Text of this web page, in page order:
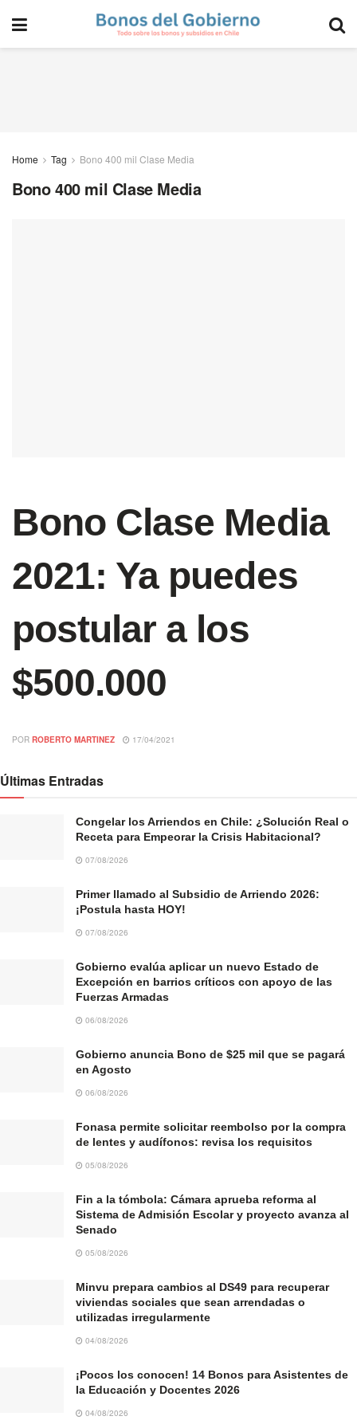
Home Tag Bono 400 mil Clase Media
Bono 400 mil Clase Media
Bono Clase Media
2021: Ya puedes
postular a los
$500.000
POR ROBERTO MARTINEZ 17/04/2021
Últimas Entradas
Congelar los Arriendos en Chile: ¿Solución Real o
Receta para Empeorar la Crisis Habitacional?
07/08/2026
Primer llamado al Subsidio de Arriendo 2026:
¡Postula hasta HOY!
07/08/2026
Gobierno evalúa aplicar un nuevo Estado de
Excepción en barrios críticos con apoyo de las
Fuerzas Armadas
06/08/2026
Gobierno anuncia Bono de $25 mil que se pagará
en Agosto
06/08/2026
Fonasa permite solicitar reembolso por la compra
de lentes y audífonos: revisa los requisitos
05/08/2026
Fin a la tómbola: Cámara aprueba reforma al
Sistema de Admisión Escolar y proyecto avanza al
Senado
05/08/2026
Minvu prepara cambios al DS49 para recuperar
viviendas sociales que sean arrendadas o
utilizadas irregularmente
04/08/2026
¡Pocos los conocen! 14 Bonos para Asistentes de
la Educación y Docentes 2026
04/08/2026